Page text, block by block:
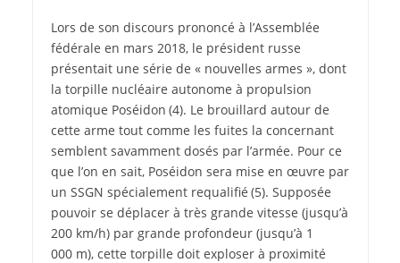
Lors de son discours prononcé à l’Assemblée
fédérale en mars 2018, le président russe
présentait une série de « nouvelles armes », dont
la torpille nucléaire autonome à propulsion
atomique Poséidon (4). Le brouillard autour de
cette arme tout comme les fuites la concernant
semblent savamment dosés par l’armée. Pour ce
que l’on en sait, Poséidon sera mise en œuvre par
un SSGN spécialement requalifié (5). Supposée
pouvoir se déplacer à très grande vitesse (jusqu’à
200 km/h) par grande profondeur (jusqu’à 1
000 m), cette torpille doit exploser à proximité